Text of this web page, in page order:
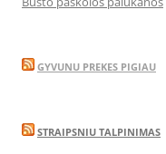
GYVUNU PREKES PIGIAU
STRAIPSNIU TALPINIMAS